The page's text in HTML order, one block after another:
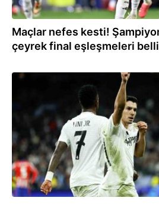
Maçlar nefes kesti!
çeyrek final eşleşmeleri